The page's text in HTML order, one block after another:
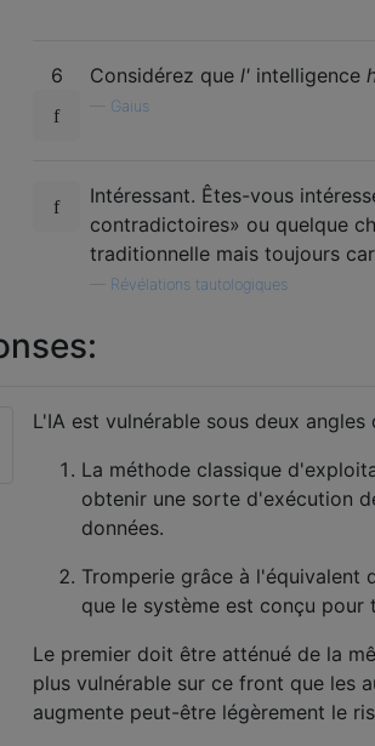
6 Considérez que l' intelligence
Gaius
Intéressant. Êtes-vous
contradictoires» ou quelque
traditionnelle mais toujours
Révélations tautologiques
L'IA est vulnérable sous deux
La méthode classique
obtenir une sorte d'exécution
données.
Tromperie grâce à l'équivalent
que le système est conçu pour
Le premier doit être atténué de la
plus vulnérable sur ce front que les
augmente peut-être légèrement le